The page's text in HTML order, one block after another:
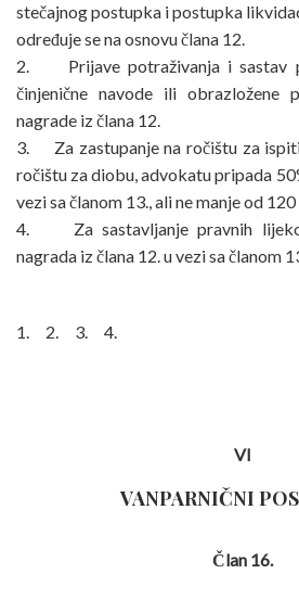
stečajnog postupka i postupka
određuje se na osnovu člana 12.
2. Prijave potraživanja i sastav
činjenične navode ili obrazložene
nagrade iz člana 12.
3. Za zastupanje na ročištu za
ročištu za diobu, advokatu pripada
vezi sa članom 13., ali ne manje od
4. Za sastavljanje pravnih
nagrada iz člana 12. u vezi sa članom
1. 2. 3. 4.
VI
VANPARNIČNI
Član 16.